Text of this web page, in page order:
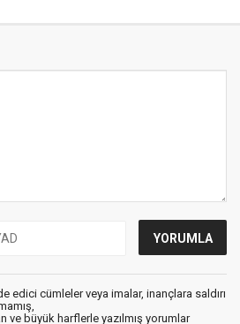
edici cümleler veya imalar, inançlara saldırı
ve büyük harflerle yazılmış yorumlar